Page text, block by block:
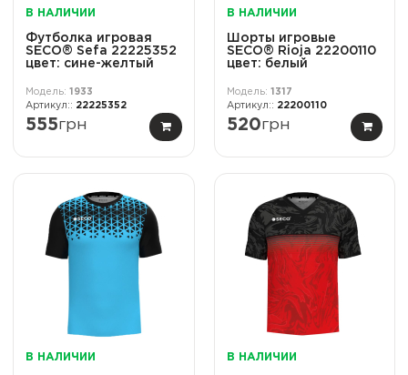
В НАЛИЧИИ
Футболка игровая
SECO® Sefa 22225352
цвет: сине-желтый
1933
22225352
555грн
В НАЛИЧИИ
Шорты игровые
SECO® Rioja 22200110
цвет: белый
1317
22200110
520грн
В НАЛИЧИИ В НАЛИЧИИ